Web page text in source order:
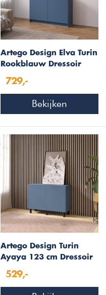
Artego Design Elva Turin
Rookblauw Dressoir
729,-
Bekijken
Artego Design Turin
Ayaya 123 cm Dressoir
529,-